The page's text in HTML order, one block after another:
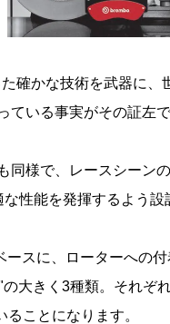
確かな技術を武器に
いる事実がその証左で
同様で、レースシーン
性能を発揮するよう設
スに、ローターへの
大きく3種類。それぞ
ことになります。